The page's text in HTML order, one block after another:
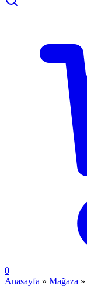
0
Anasayfa » Mağaza »